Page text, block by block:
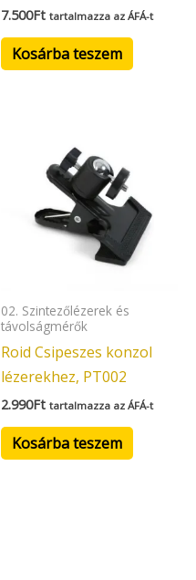
7.500Ft tartalmazza az ÁFÁ-t
Kosárba teszem
02. Szintezőlézerek és
távolságmérők
Roid Csipeszes konzol
lézerekhez, PT002
2.990Ft tartalmazza az ÁFÁ-t
Kosárba teszem